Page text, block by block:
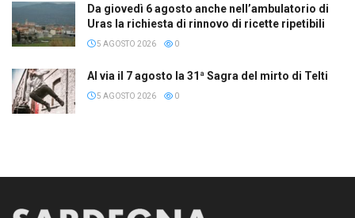
Da giovedì 6 agosto anche nell’ambulatorio di
Uras la richiesta di rinnovo di ricette ripetibili
5 AGOSTO 2026 0
Al via il 7 agosto la 31ª Sagra del mirto di Telti
5 AGOSTO 2026 0